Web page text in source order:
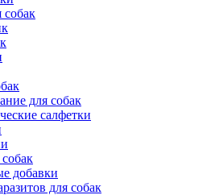
для собак
салфетки
добавки
для собак